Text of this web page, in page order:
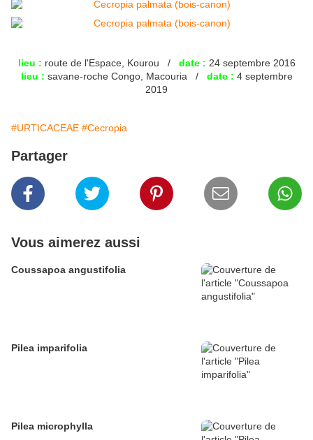
lieu : route de l'Espace, Kourou / date : 24 septembre 2016
lieu : savane-roche Congo, Macouria / date : 4 septembre
2019
#URTICACEAE #Cecropia
Partager
Vous aimerez aussi
Coussapoa angustifolia
Pilea imparifolia
Pilea microphylla